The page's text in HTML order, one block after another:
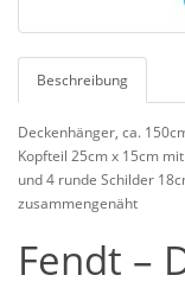
Beschreibung
Deckenhänger, ca.
Kopfteil 25cm x 15cm
und 4 runde Schilder
zusammengenäht
Fendt –